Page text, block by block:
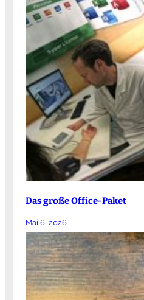
Das große Office-Paket
Mai 6, 2026